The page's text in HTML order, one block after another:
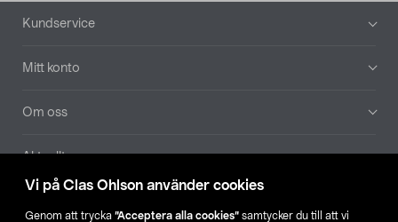
Vi på Clas Ohlson använder cookies
Genom att trycka ”Acceptera alla cookies” samtycker du till att vi
Sidfot
Kundservice
Mitt konto
Om oss
Aktuellt